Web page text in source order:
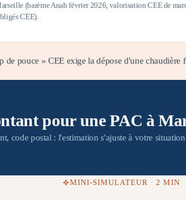
(barème Anah février 2026, valorisation CEE de
CEE).
de pouce » CEE exige la dépose d'une
pour une PAC à
code postal : l'estimation s'ajuste à votre
MINI-SIMULATEUR · 2 MIN